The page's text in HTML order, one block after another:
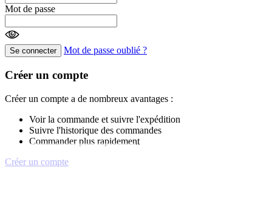
Mot de passe
Se connecter Mot de passe oublié ?
Créer un compte
Créer un compte a de nombreux avantages :
Voir la commande et suivre l'expédition
Suivre l'historique des commandes
Commander plus rapidement
Créer un compte